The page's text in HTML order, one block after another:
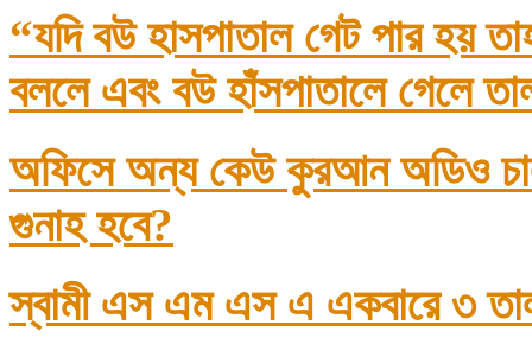
“যদি বউ হাসপাতাল গেট পার হয়
বললে এবং বউ হাঁসপাতালে গেলে
অফিসে অন্য কেউ কুরআন অডিও
গুনাহ হবে?
স্বামী এস এম এস এ একবারে ৩